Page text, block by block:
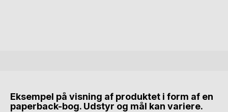
Eksempel på visning af produktet i form af en
paperback-bog. Udstyr og mål kan variere.